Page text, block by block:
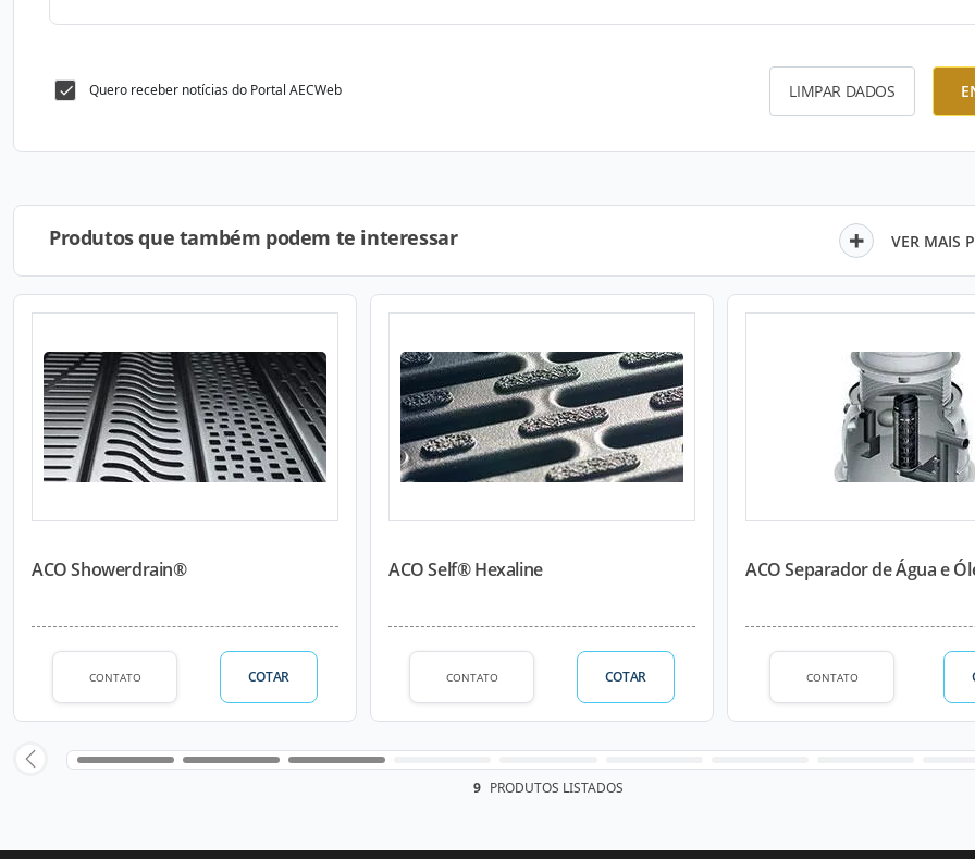
Quero receber notícias do Portal AECWeb LIMPAR DADOS
Produtos que também podem te interessar VER MAIS
ACO Showerdrain®
CONTATO COTAR
ACO Self® Hexaline
CONTATO COTAR
ACO Separador de Água e
CONTATO
9 PRODUTOS LISTADOS